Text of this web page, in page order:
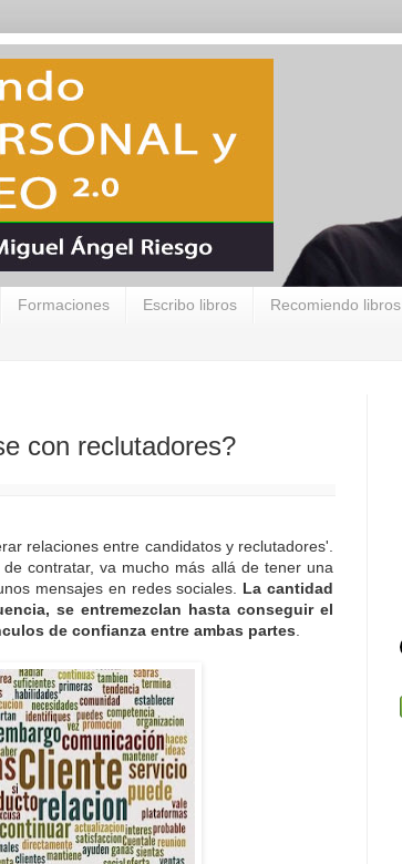
Formaciones Escribo libros Recomiendo libros
con reclutadores?
relaciones entre candidatos y reclutadores'.
contratar, va mucho más allá de tener una
mensajes en redes sociales. La cantidad
se entremezclan hasta conseguir el
de confianza entre ambas partes